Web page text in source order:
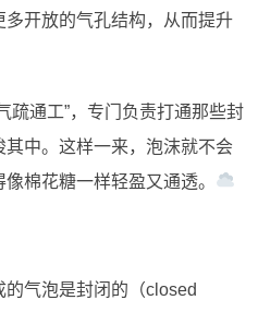
开放的气孔结构，从而提升
疏通工”，专门负责打通那些封
中。这样一来，泡沫就不会
棉花糖一样轻盈又通透。
气泡是封闭的（closed